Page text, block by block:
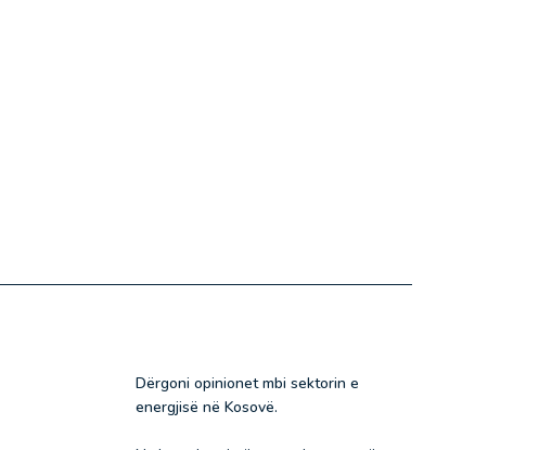
Dërgoni opinionet mbi sektorin e
energjisë në Kosovë.